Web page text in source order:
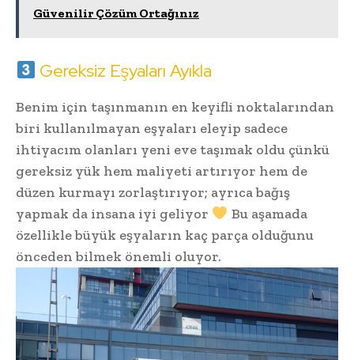
Güvenilir Çözüm Ortağınız
Gereksiz Eşyaları Ayıkla
Benim için taşınmanın en keyifli noktalarından
biri kullanılmayan eşyaları eleyip sadece
ihtiyacım olanları yeni eve taşımak oldu çünkü
gereksiz yük hem maliyeti artırıyor hem de
düzen kurmayı zorlaştırıyor; ayrıca bağış
yapmak da insana iyi geliyor
Bu aşamada
özellikle büyük eşyaların kaç parça olduğunu
önceden bilmek önemli oluyor.